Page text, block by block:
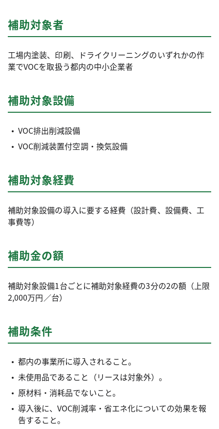
補助対象者
工場内塗装、印刷、ドライクリーニングのいずれかの作
業でVOCを取扱う都内の中小企業者
補助対象設備
VOC排出削減設備
VOC削減装置付空調・換気設備
補助対象経費
補助対象設備の導入に要する経費（設計費、設備費、工
事費等）
補助金の額
補助対象設備1台ごとに補助対象経費の3分の2の額（上限
2,000万円／台）
補助条件
都内の事業所に導入されること。
未使用品であること（リースは対象外）。
原材料・消耗品でないこと。
導入後に、VOC削減率・省エネ化についての効果を報
告すること。